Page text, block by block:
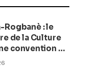
Rogbanè : le
de la Culture
convention de
de dollars